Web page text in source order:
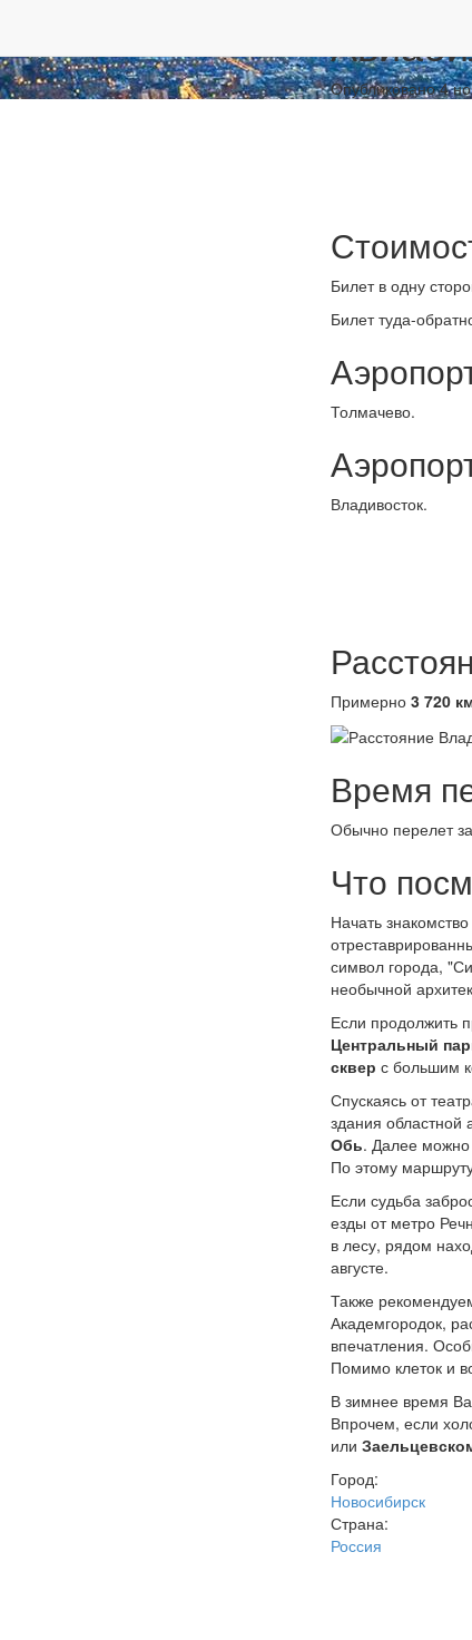
Опубликовано 4
Билет в одну
Билет туда-
Толмачево.
Владивосток.
Примерно 3 720
Время
Обычно перелет
Что
Начать
символ города,
необычной
Если продолжить
Центральный
сквер с большим
Спускаясь от
здания областной
Обь. Далее можно
По этому
Если судьба
езды от метро
в лесу, рядом
августе.
Также
Академгородок,
впечатления.
Помимо клеток и
В зимнее время
Впрочем, если
или
Город:
Новосибирск
Страна:
Россия